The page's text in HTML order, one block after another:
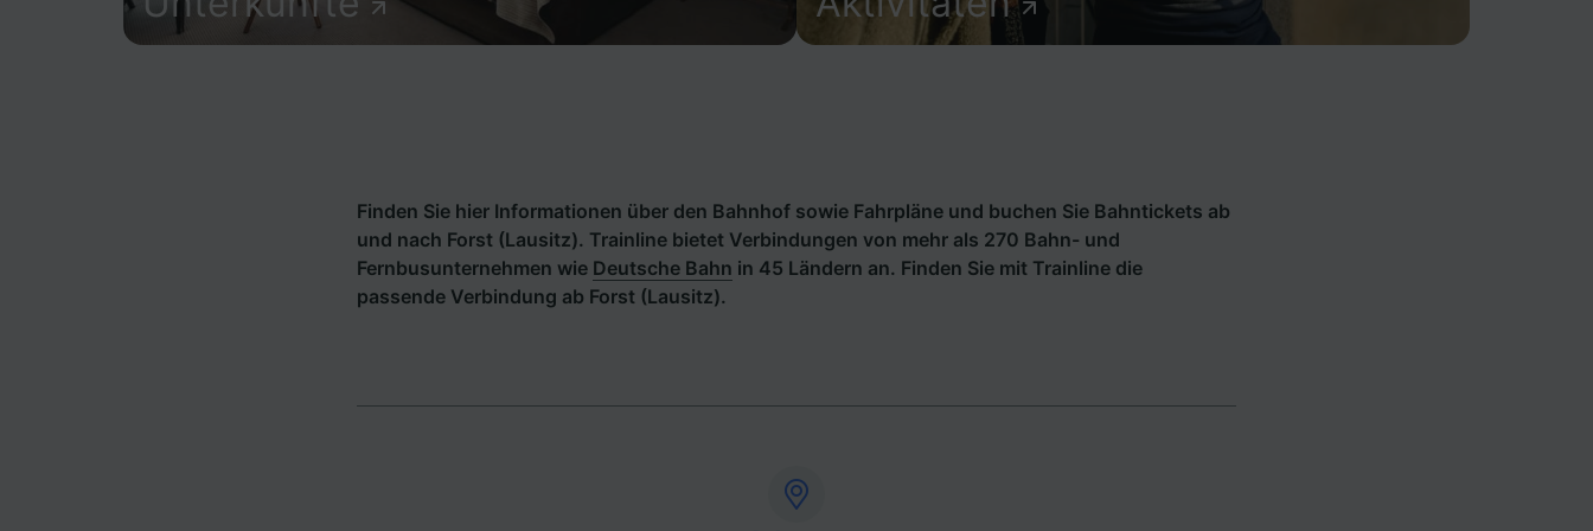
Finden Sie hier Informationen über den Bahnhof sowie Fahrpläne und buchen Sie Bahntickets ab
und nach Forst (Lausitz). Trainline bietet Verbindungen von mehr als 270 Bahn- und
Fernbusunternehmen wie Deutsche Bahn in 45 Ländern an. Finden Sie mit Trainline die
passende Verbindung ab Forst (Lausitz).